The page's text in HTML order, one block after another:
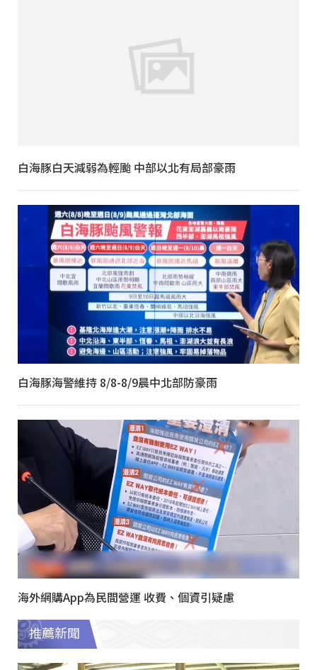
白海豚白天減弱為輕颱 中部以北有局部豪雨
白海豚海警維持 8/8-8/9晨中北部防豪雨
海外網購App為民間營運 收費、個資引疑慮
推薦新聞